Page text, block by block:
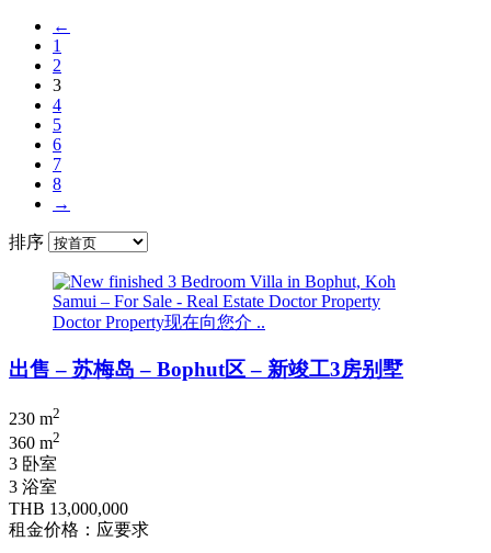
←
1
2
3
4
5
6
7
8
→
排序
Doctor Property现在向您介 ..
出售 – 苏梅岛 – Bophut区 – 新竣工3房别墅
230 m2
360 m2
3 卧室
3 浴室
THB 13,000,000
租金价格：应要求